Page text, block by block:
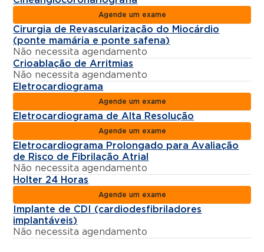
Agende um exame
Cirurgia de Revascularização do Miocárdio
(ponte mamária e ponte safena)
Não necessita agendamento
Crioablação de Arritmias
Não necessita agendamento
Eletrocardiograma
Agende um exame
Eletrocardiograma de Alta Resolução
Agende um exame
Eletrocardiograma Prolongado para Avaliação
de Risco de Fibrilação Atrial
Não necessita agendamento
Holter 24 Horas
Agende um exame
Implante de CDI (cardiodesfibriladores
implantáveis)
Não necessita agendamento